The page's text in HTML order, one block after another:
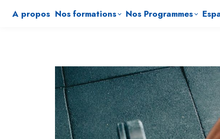
A propos Nos formations Nos Programmes